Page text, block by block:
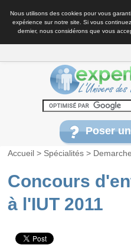
Nous utilisons des cookies pour vous
expérience sur notre site. Si vous
dernier, nous considérons que vous
Poser
Accueil > Spécialités >
Concours
à l'IUT 2011